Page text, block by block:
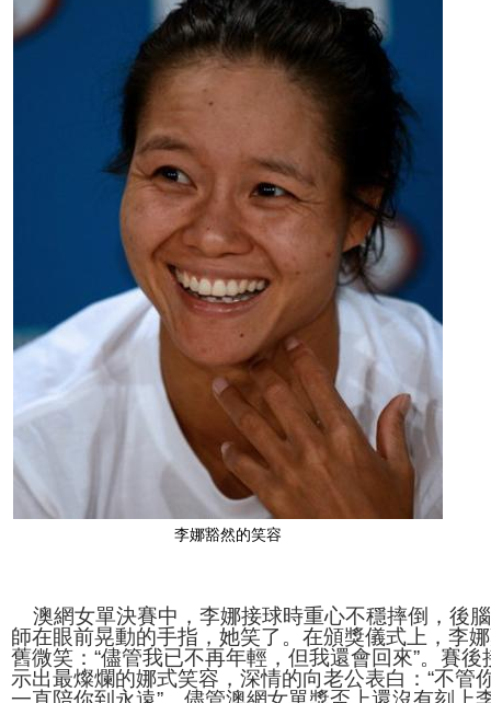
李娜豁然的笑容
澳網女單決賽中，李娜接球時重心不穩摔倒，後
師在眼前晃動的手指，她笑了。在頒獎儀式上，李
舊微笑：“儘管我已不再年輕，但我還會回來”。賽
示出最燦爛的娜式笑容，深情的向老公表白：“不管